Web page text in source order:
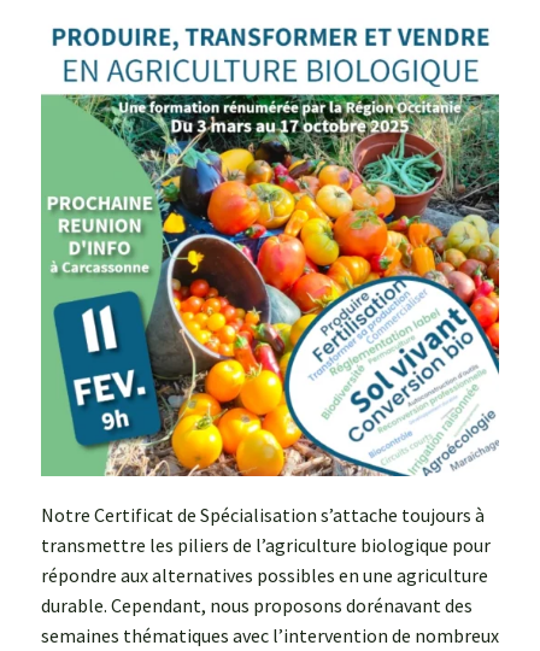
Notre Certificat de Spécialisation s’attache toujours à
transmettre les piliers de l’agriculture biologique pour
répondre aux alternatives possibles en une agriculture
durable. Cependant, nous proposons dorénavant des
semaines thématiques avec l’intervention de nombreux